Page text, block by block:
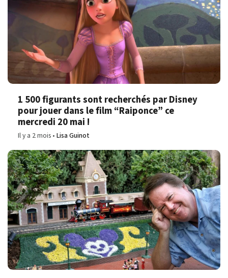
1 500 figurants sont recherchés par Disney
pour jouer dans le film “Raiponce” ce
mercredi 20 mai !
Il y a 2 mois Lisa Guinot